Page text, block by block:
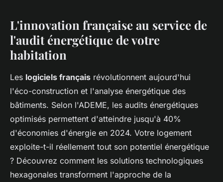
L'innovation française au service de
l'audit énergétique de votre
habitation
Les logiciels français révolutionnent aujourd'hui
l'éco-construction et l'analyse énergétique des
bâtiments. Selon l'ADEME, les audits énergétiques
optimisés permettent d'atteindre jusqu'à 40%
d'économies d'énergie en 2024. Votre logement
exploite-t-il réellement tout son potentiel énergétique
? Découvrez comment les solutions technologiques
hexagonales transforment l'approche de la